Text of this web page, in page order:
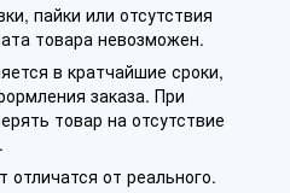
пайки или отсутствия
товара невозможен.
в кратчайшие сроки,
заказа. При
товар на отсутствие
от реального.